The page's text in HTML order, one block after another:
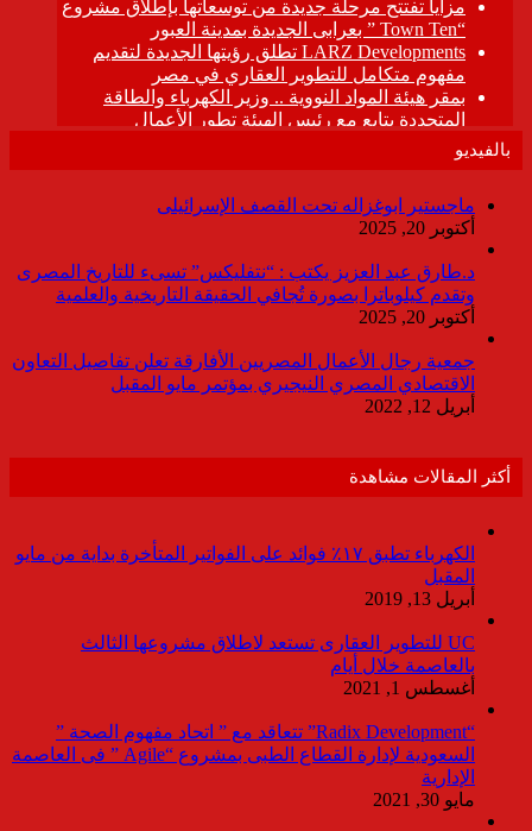
بالفيديو
ماجستير ابوغزاله تحت القصف الإسرائيلى
أكتوبر 20, 2025
د.طارق عبد العزيز يكتب : “نتفليكس” تسىء للتاريخ المصرى
وتقدم كيلوباترا بصورة تُجافي الحقيقة التاريخية والعلمية
أكتوبر 20, 2025
جمعية رجال الأعمال المصريين الأفارقة تعلن تفاصيل التعاون
الاقتصادي المصري النيجيري بمؤتمر مايو المقبل
أبريل 12, 2022
أكثر المقالات مشاهدة
الكهرباء تطبق ١٧٪ فوائد على الفواتير المتأخرة بداية من مايو
المقبل
أبريل 13, 2019
UC للتطوير العقارى تستعد لاطلاق مشروعها الثالث
بالعاصمة خلال أيام
أغسطس 1, 2021
“Radix Development” تتعاقد مع ” اتحاد مفهوم الصحة ”
السعودية لإدارة القطاع الطبى بمشروع “Agile ” فى العاصمة
الإدارية
مايو 30, 2021